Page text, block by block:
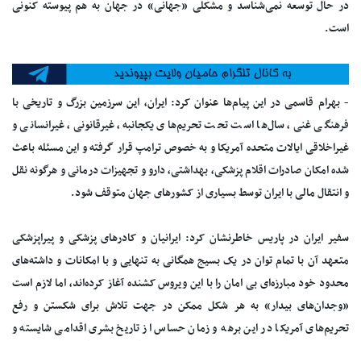
در حال توسعه نمی‌شناسد و مشکلی «جهانی» در جهان به هم پیوسته کنونی
است.
- بهرام قاسمی در این پیام‌ها عنوان کرد: ایران، این سرزمین بزرگ و تاریخی با
فرهنگی غنی، سال‌ها است تحت تحریم‌های یکجانبه، غیرقانونی، غیرانسانی و
غیراخلاقی ایالات متحده آمریکا و به خصوص ترامپ قرار گرفته و این مسئله باعث
شده امکان صادرات اقلام پزشکی، بهداشتی، دارو و تجهیزات درمانی و هرگونه نقل
و انتقال مالی با ایران توسط بسیاری از کشورهای جهان متوقف شود.
سفیر ایران در پاریس خاطرنشان کرد: ایرانیان و کادرهای پزشکی و پیراپزشکی
متعهد آن با تمام توان در یک بسیج همگانی به تنهایی و با امکانات و داشته‌های
محدود خود مبارزه‌ای بی امان را با این ویروس کشنده آغاز کرده‌اند، اما لازم است
«وجدان‌های بیدار» به هر شکل ممکن در جهت تلاش برای شکستن و رفع
تحریم‌های آمریکا در این برهه و زمان حساس از تاریخ بشری اقدامی شایسته و